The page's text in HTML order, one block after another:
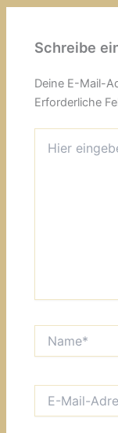
Schreibe
Deine E-Mail-
Erforderliche
eingeben…
Mail-